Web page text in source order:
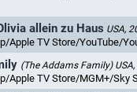
allein zu Haus USA,
Apple TV Store/YouTube/
(The Addams Family)
Apple TV Store/MGM+/Sky